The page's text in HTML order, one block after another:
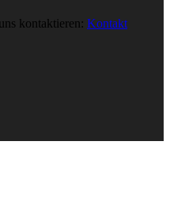
kontaktieren: Kontakt